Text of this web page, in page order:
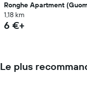
Ronghe Apartment
1,18 km
6 €+
Le plus